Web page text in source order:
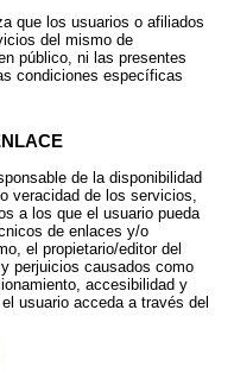
que los usuarios o afiliados
del mismo de
público, ni las presentes
condiciones específicas
de la disponibilidad
veracidad de los servicios,
a los que el usuario pueda
de enlaces y/o
el propietario/editor del
perjuicios causados como
accesibilidad y
usuario acceda a través del